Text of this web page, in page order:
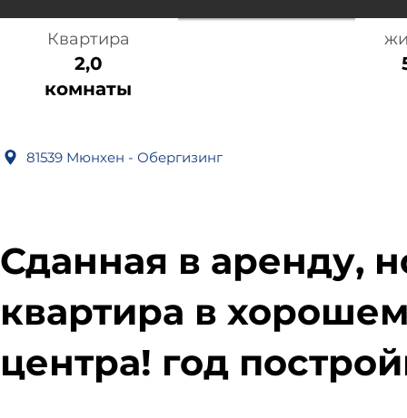
Квартира
2,0
комнаты
81539 Мюнхен - Обергизинг
Сданная в аренду,
квартира в
центра! год